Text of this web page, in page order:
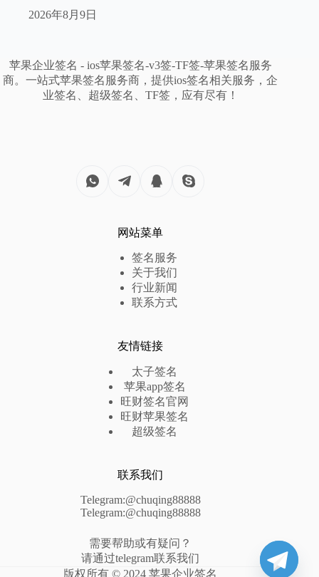
2026年8月9日
苹果企业签名 - ios苹果签名-v3签-TF签-苹果签名服务
商。一站式苹果签名服务商，提供ios签名相关服务，企
业签名、超级签名、TF签，应有尽有！
网站菜单
签名服务
关于我们
行业新闻
联系方式
友情链接
太子签名
苹果app签名
旺财签名官网
旺财苹果签名
超级签名
联系我们
Telegram:@chuqing88888
Telegram:@chuqing88888
需要帮助或有疑问？
请通过telegram联系我们
版权所有 © 2024 苹果企业签名